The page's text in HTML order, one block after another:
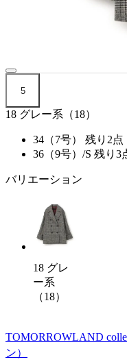
5
18 グレー系（18）
34（7号）
残り2点
36（9号）/S 残り3
バリエーション
18 グレ
ー系
（18）
TOMORROWLAND
ン）